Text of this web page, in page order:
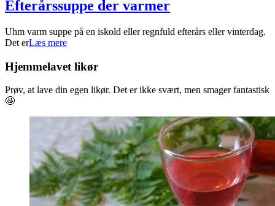
Efterårssuppe der varmer
2021-
09-
Uhm varm suppe på en iskold eller regnfuld efterårs eller vinterdag.
Det erLæs mere
Hjemmelavet likør
Prøv, at lave din egen likør. Det er ikke svært, men smager fantastisk
🤩